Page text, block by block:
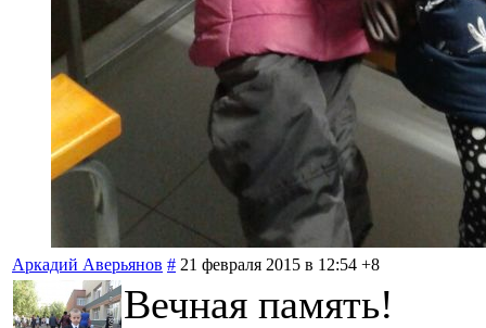
Аркадий Аверьянов # 21 февраля 2015 в 12:54 +8
Вечная память!